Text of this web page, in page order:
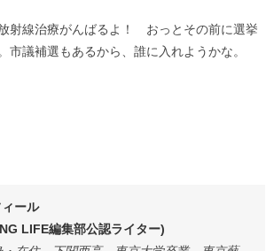
射線治療がんばるよ！ おっとその前に選挙
市議補選もあるから、誰に入れようかな。
ール
LIFE編集部公認ライター)